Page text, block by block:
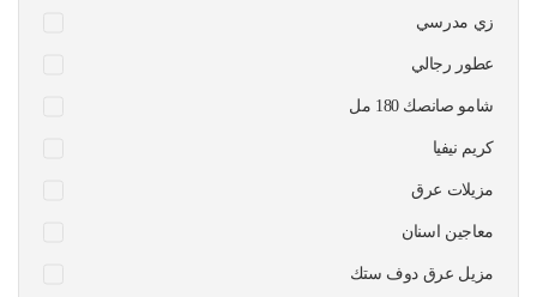
زي مدرسي
عطور رجالي
شامو صانصك 180 مل
كريم نيفيا
مزيلات عرق
معاجين اسنان
مزيل عرق دوف ستك